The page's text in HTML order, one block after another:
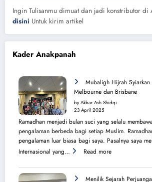
Ingin Tulisanmu dimuat dan jadi konstributor di
disini Untuk kirim artikel
Kader Anakpanah
Mubaligh Hijrah
Melbourne dan Brisbane
by Akbar Ash Shidqi
23 April 2025
Ramadhan menjadi bulan suci yang selalu
pengalaman berbeda bagi setiap Muslim.
pengalaman luar biasa bagi saya. Pasalnya saya
Internasional yang…
Read more:
Hijrah
Syiarkan
Menilik Sejarah